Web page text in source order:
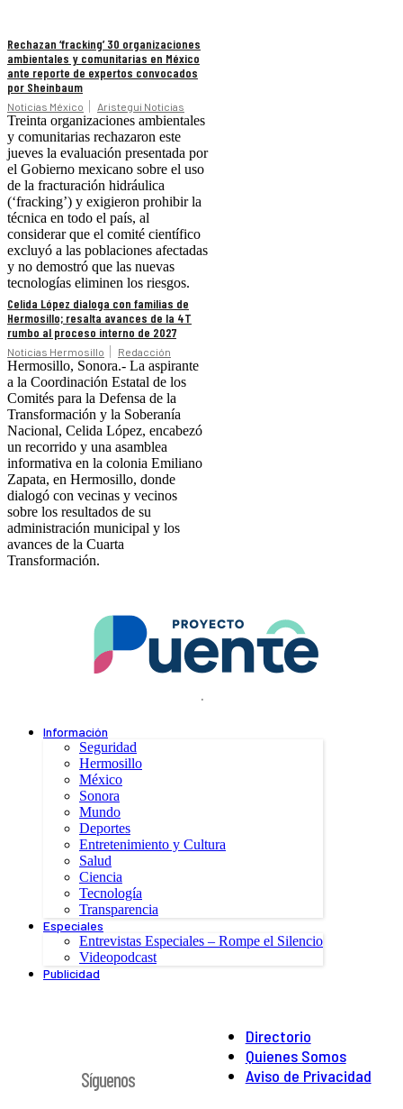
Rechazan ‘fracking’ 30 organizaciones
ambientales y comunitarias en México
ante reporte de expertos convocados
por Sheinbaum
Noticias México Aristegui Noticias
Treinta organizaciones ambientales
y comunitarias rechazaron este
jueves la evaluación presentada por
el Gobierno mexicano sobre el uso
de la fracturación hidráulica
(‘fracking’) y exigieron prohibir la
técnica en todo el país, al
considerar que el comité científico
excluyó a las poblaciones afectadas
y no demostró que las nuevas
tecnologías eliminen los riesgos.
Celida López dialoga con familias de
Hermosillo; resalta avances de la 4T
rumbo al proceso interno de 2027
Noticias Hermosillo Redacción
Hermosillo, Sonora.- La aspirante
a la Coordinación Estatal de los
Comités para la Defensa de la
Transformación y la Soberanía
Nacional, Celida López, encabezó
un recorrido y una asamblea
informativa en la colonia Emiliano
Zapata, en Hermosillo, donde
dialogó con vecinas y vecinos
sobre los resultados de su
administración municipal y los
avances de la Cuarta
Transformación.
.
Información
Seguridad
Hermosillo
México
Sonora
Mundo
Deportes
Entretenimiento y Cultura
Salud
Ciencia
Tecnología
Transparencia
Especiales
Entrevistas Especiales – Rompe el Silencio
Videopodcast
Publicidad
Directorio
Quienes Somos
Aviso de Privacidad
Síguenos